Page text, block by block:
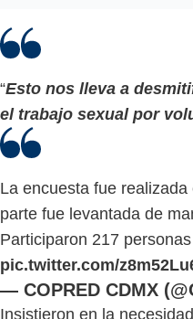
“Esto nos lleva a
el trabajo sexual por
La encuesta fue
parte fue levantada de
Participaron 217
pic.twitter.com/
— COPRED CDMX
Insistieron en la